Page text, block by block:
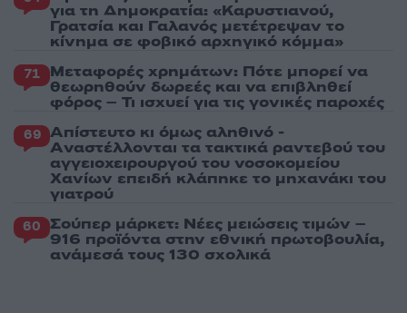
για τη Δημοκρατία: «Καρυστιανού,
Γρατσία και Γαλανός μετέτρεψαν το
κίνημα σε φοβικό αρχηγικό κόμμα»
71 Μεταφορές χρημάτων: Πότε μπορεί να
θεωρηθούν δωρεές και να επιβληθεί
φόρος – Τι ισχυεί για τις γονικές παροχές
69 Απίστευτο κι όμως αληθινό -
Aναστέλλονται τα τακτικά ραντεβού του
αγγειοχειρουργού του νοσοκομείου
Χανίων επειδή κλάπηκε το μηχανάκι του
γιατρού
60 Σούπερ μάρκετ: Νέες μειώσεις τιμών –
916 προϊόντα στην εθνική πρωτοβουλία,
ανάμεσά τους 130 σχολικά